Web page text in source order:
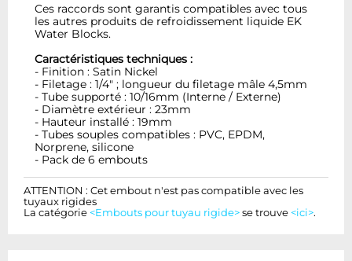
Ces raccords sont garantis compatibles avec tous
les autres produits de refroidissement liquide EK
Water Blocks.
Caractéristiques techniques :
- Finition : Satin Nickel
- Filetage : 1/4" ; longueur du filetage mâle 4,5mm
- Tube supporté : 10/16mm (Interne / Externe)
- Diamètre extérieur : 23mm
- Hauteur installé : 19mm
- Tubes souples compatibles : PVC, EPDM,
Norprene, silicone
- Pack de 6 embouts
ATTENTION : Cet embout n'est pas compatible avec les
tuyaux rigides
La catégorie <Embouts pour tuyau rigide> se trouve <ici>.